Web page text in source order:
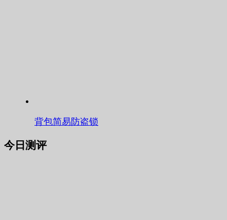
背包简易防盗锁
今日测评